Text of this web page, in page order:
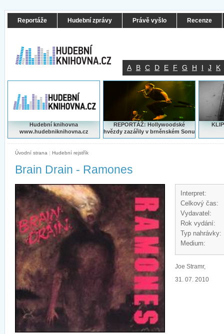
Reportáže Hudební zprávy Právě vyšlo Recenze
A B C D E F G H I J K
Hudební knihovna
www.hudebniknihovna.cz
REPORTÁŽ: Hollywoodské
hvězdy zazářily v brněnském Sonu
Úvodní strana | Hudební rejstřík
Brain Drain - Ramones
Interpret:
Celkový čas:
Vydavatel:
Rok vydání:
Typ nahrávky:
Medium:
Joe Stramr,
31. 07. 2010